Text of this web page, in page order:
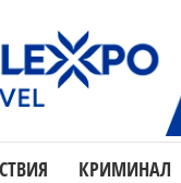
КРИМИНАЛ